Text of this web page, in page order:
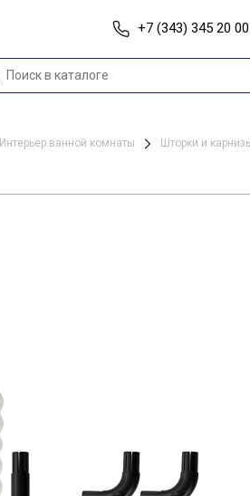
+7 (343) 345 20 00
Интерьер ванной комнаты Шторки и